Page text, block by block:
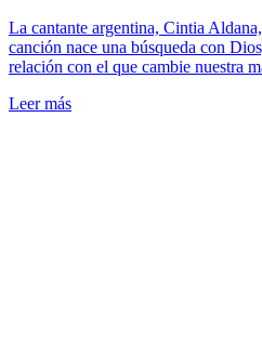
La cantante argentina, Cintia
canción nace una búsqueda con
relación con el que cambie nuestra
Leer más